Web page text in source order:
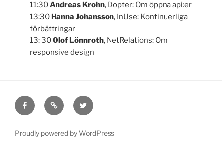
11:30Andreas Krohn, Dopter: Om öppna api:er
13:30 Hanna Johansson, InUse: Kontinuerliga
förbättringar
13: 30Olof Lönnroth, NetRelations: Om
responsive design
Facebook
E-
postlista
Twitter
Proudly powered by WordPress